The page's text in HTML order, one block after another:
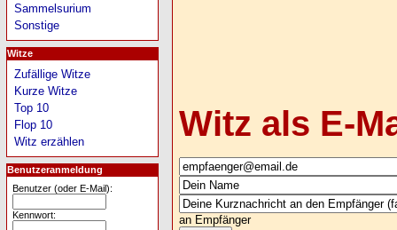
Witz als E-
an Empfänger
Sammelsurium
Sonstige
Witze
Zufällige Witze
Kurze Witze
Top 10
Flop 10
Witz erzählen
Benutzeranmeldung
Benutzer (oder E-Mail):
Kennwort: